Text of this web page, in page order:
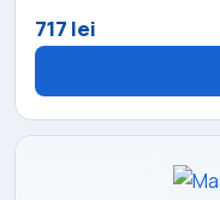
717 lei